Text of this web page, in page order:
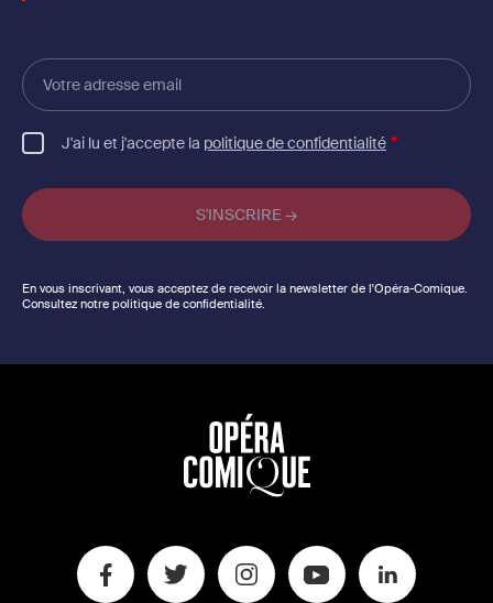
Votre
adresse
email
J'ai lu et j'accepte la politique de confidentialité
En vous inscrivant, vous acceptez de recevoir la newsletter de l'Opéra-Comique.
Consultez notre politique de confidentialité.